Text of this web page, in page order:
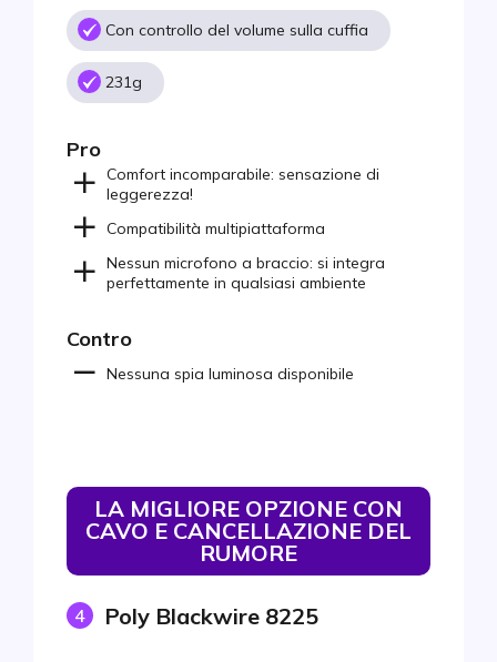
Con controllo del volume sulla cuffia
231g
Pro
Comfort incomparabile: sensazione di
leggerezza!
Compatibilità multipiattaforma
Nessun microfono a braccio: si integra
perfettamente in qualsiasi ambiente
Contro
Nessuna spia luminosa disponibile
LA MIGLIORE OPZIONE CON
CAVO E CANCELLAZIONE DEL
RUMORE
4 Poly Blackwire 8225